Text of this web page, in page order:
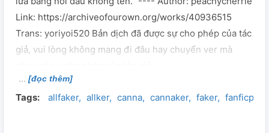
Link: https://archiveofourown.org/works/40936515
Trans: yoriyoi520 Bản dịch đã được sự cho phép của tác
giả, vui lòng không mang đi đâu hay chuyển ver mà
[đọc thêm]
Tags: allfaker allker canna cannaker faker